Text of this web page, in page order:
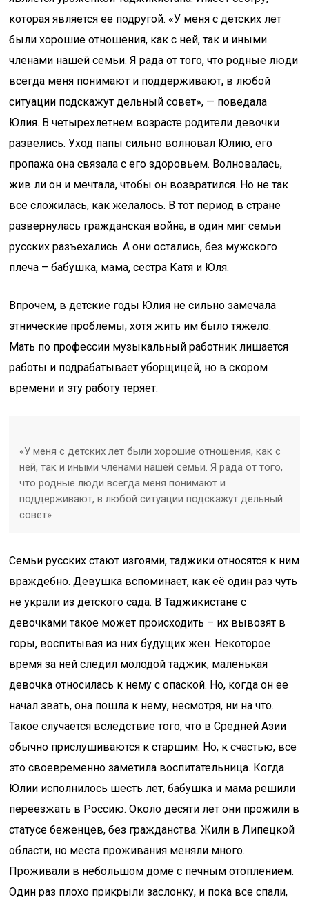
которая является ее подругой. «У меня с детских лет
были хорошие отношения, как с ней, так и иными
членами нашей семьи. Я рада от того, что родные люди
всегда меня понимают и поддерживают, в любой
ситуации подскажут дельный совет», — поведала
Юлия. В четырехлетнем возрасте родители девочки
развелись. Уход папы сильно волновал Юлию, его
пропажа она связала с его здоровьем. Волновалась,
жив ли он и мечтала, чтобы он возвратился. Но не так
всё сложилась, как желалось. В тот период в стране
развернулась гражданская война, в один миг семьи
русских разъехались. А они остались, без мужского
плеча – бабушка, мама, сестра Катя и Юля.
Впрочем, в детские годы Юлия не сильно замечала
этнические проблемы, хотя жить им было тяжело.
Мать по профессии музыкальный работник лишается
работы и подрабатывает уборщицей, но в скором
времени и эту работу теряет.
«У меня с детских лет были хорошие отношения, как с
ней, так и иными членами нашей семьи. Я рада от того,
что родные люди всегда меня понимают и
поддерживают, в любой ситуации подскажут дельный
совет»
Семьи русских стают изгоями, таджики относятся к ним
враждебно. Девушка вспоминает, как её один раз чуть
не украли из детского сада. В Таджикистане с
девочками такое может происходить – их вывозят в
горы, воспитывая из них будущих жен. Некоторое
время за ней следил молодой таджик, маленькая
девочка относилась к нему с опаской. Но, когда он ее
начал звать, она пошла к нему, несмотря, ни на что.
Такое случается вследствие того, что в Средней Азии
обычно прислушиваются к старшим. Но, к счастью, все
это своевременно заметила воспитательница. Когда
Юлии исполнилось шесть лет, бабушка и мама решили
переезжать в Россию. Около десяти лет они прожили в
статусе беженцев, без гражданства. Жили в Липецкой
области, но места проживания меняли много.
Проживали в небольшом доме с печным отоплением.
Один раз плохо прикрыли заслонку, и пока все спали,